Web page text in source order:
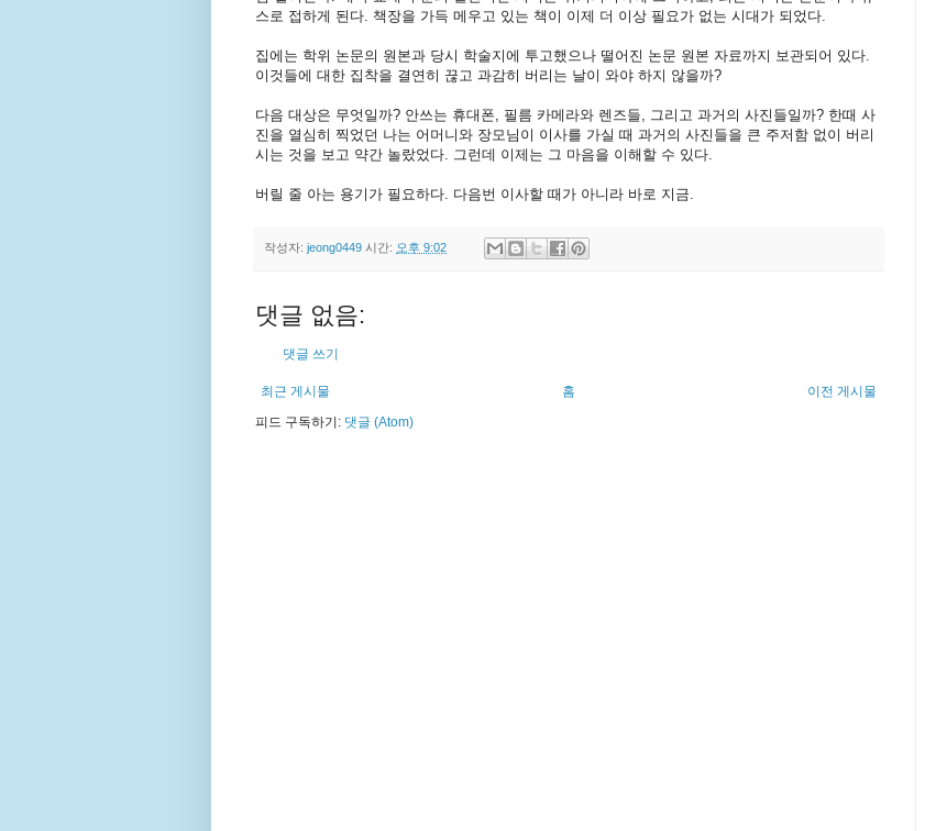
스로 접하게 된다. 책장을 가득 메우고 있는 책이 이제 더 이상 필요가 없는 시대가 되었다.
집에는 학위 논문의 원본과 당시 학술지에 투고했으나 떨어진 논문 원본 자료까지 보관되어 있다.
이것들에 대한 집착을 결연히 끊고 과감히 버리는 날이 와야 하지 않을까?
다음 대상은 무엇일까? 안쓰는 휴대폰, 필름 카메라와 렌즈들, 그리고 과거의 사진들일까? 한때 사
진을 열심히 찍었던 나는 어머니와 장모님이 이사를 가실 때 과거의 사진들을 큰 주저함 없이 버리
시는 것을 보고 약간 놀랐었다. 그런데 이제는 그 마음을 이해할 수 있다.
버릴 줄 아는 용기가 필요하다. 다음번 이사할 때가 아니라 바로 지금.
작성자: jeong0449 시간: 오후 9:02
댓글 없음:
댓글 쓰기
최근 게시물 이전 게시물
홈
피드 구독하기: 댓글 (Atom)